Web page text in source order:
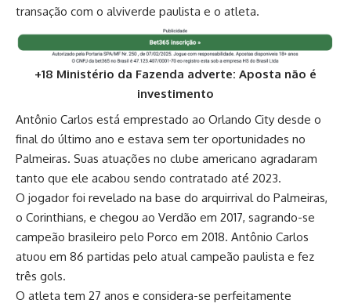
transação com o alviverde paulista e o atleta.
+18 Ministério da Fazenda adverte: Aposta não é
investimento
Antônio Carlos está emprestado ao Orlando City desde o
final do último ano e estava sem ter oportunidades no
Palmeiras. Suas atuações no clube americano agradaram
tanto que ele acabou sendo contratado até 2023.
O jogador foi revelado na base do arquirrival do Palmeiras,
o Corinthians, e chegou ao Verdão em 2017, sagrando-se
campeão brasileiro pelo Porco em 2018. Antônio Carlos
atuou em 86 partidas pelo atual campeão paulista e fez
três gols.
O atleta tem 27 anos e considera-se perfeitamente